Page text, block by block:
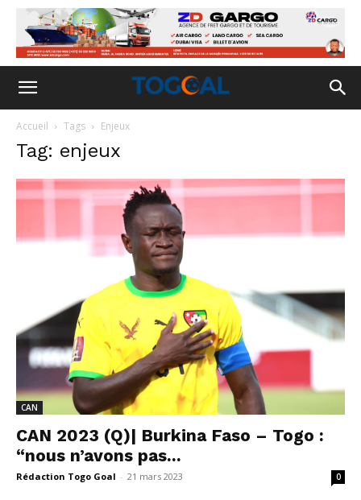
Accueil Tags Enjeux
Tag: enjeux
CAN
CAN 2023 (Q)| Burkina Faso – Togo :
“nous n’avons pas...
Rédaction Togo Goal - 21 mars 2023 0